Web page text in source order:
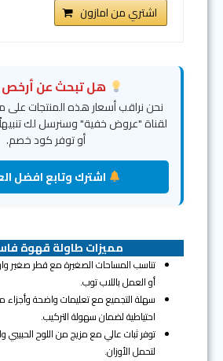
اشتري من امازون
هل تبحث عن
نحن نراقب أسعار هذه المنتجات على
لقناة "عروض خفية" وسنرسل لك
أو توفر كود خصم.
اشترك وتابع افضل
مميزات طاولة قهوة
تناسب المساحات الصغيرة مع قطر صغير
أو العمل باللاب توب.
سهلة التجميع مع تعليمات واضحة
احتياطية لضمان سهولة التركيب.
توفر ثبات عالي مع مزيج من اللوح الحبيبي
لتحمل الأوزان.